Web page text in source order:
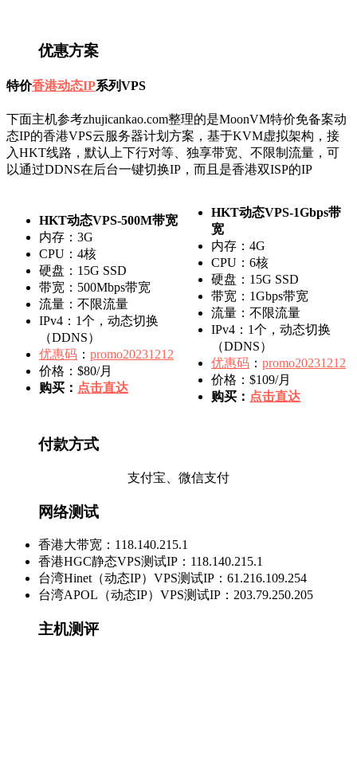
优惠方案
特价香港动态IP系列VPS
下面主机参考zhujicankao.com整理的是MoonVM特价免备案动
态IP的香港VPS云服务器计划方案，基于KVM虚拟架构，接
入HKT线路，默认上下行对等、独享带宽、不限制流量，可
以通过DDNS在后台一键切换IP，而且是香港双ISP的IP
HKT动态VPS-500M带宽
内存：3G
CPU：4核
硬盘：15G SSD
带宽：500Mbps带宽
流量：不限流量
IPv4：1个，动态切换
（DDNS）
优惠码 ： promo20231212
价格：$80/月
购买： 点击直达
HKT动态VPS-1Gbps带
宽
内存：4G
CPU：6核
硬盘：15G SSD
带宽：1Gbps带宽
流量：不限流量
IPv4：1个，动态切换
（DDNS）
优惠码 ： promo20231212
价格：$109/月
购买： 点击直达
付款方式
支付宝、微信支付
网络测试
香港大带宽：118.140.215.1
香港HGC静态VPS测试IP：118.140.215.1
台湾Hinet（动态IP）VPS测试IP：61.216.109.254
台湾APOL（动态IP）VPS测试IP：203.79.250.205
主机测评